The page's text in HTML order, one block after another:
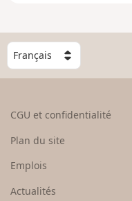
C
h
o
e
u
CGU et confidentialité
Plan du site
Emplois
Actualités